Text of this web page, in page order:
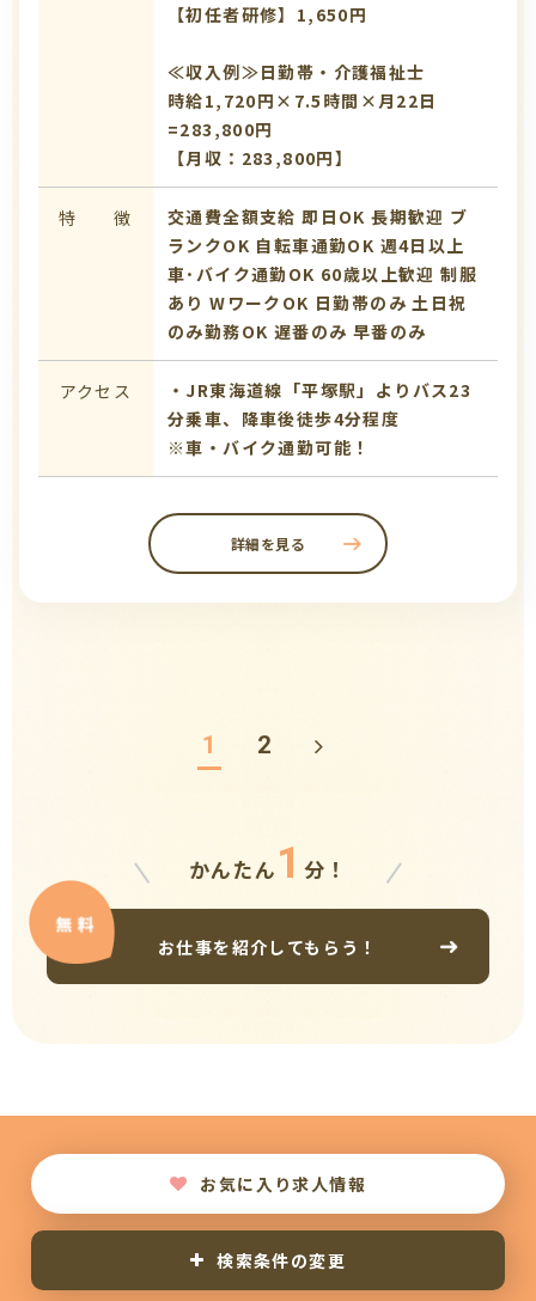
【初任者研修】1,650円
≪収入例≫日勤帯・介護福祉士
時給1,720円×7.5時間×月22日
=283,800円
【月収：283,800円】
特 徴 交通費全額支給 即日OK 長期歓迎 ブ
ランクOK 自転車通勤OK 週4日以上
車･バイク通勤OK 60歳以上歓迎 制服
あり WワークOK 日勤帯のみ 土日祝
のみ勤務OK 遅番のみ 早番のみ
アクセス
・JR東海道線「平塚駅」よりバス23
分乗車、降車後徒歩4分程度
※車・バイク通勤可能！
詳細を見る
1 2
かんたん 1 分！
お仕事を紹介してもらう！
お気に入り求人情報
検索条件の変更